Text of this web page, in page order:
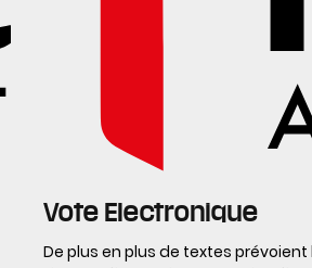
Vote Electronique
De plus en plus de textes